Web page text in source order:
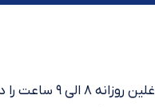
است. بیشتر شاغلین